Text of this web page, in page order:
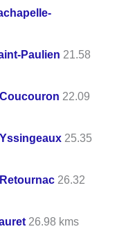
Paulien 21.58
Coucouron 22.09
Yssingeaux 25.35
Retournac 26.32
26.98 kms